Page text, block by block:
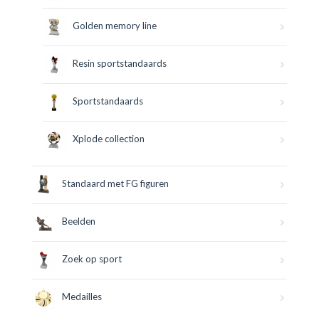
Golden memory line
Resin sportstandaards
Sportstandaards
Xplode collection
Standaard met FG figuren
Beelden
Zoek op sport
Medailles